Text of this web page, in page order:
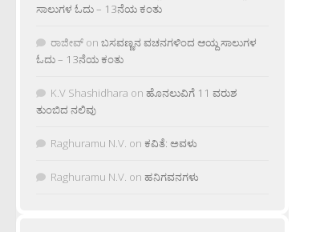
ಸಾಲುಗಳ ಓದು – 13ನೆಯ ಕಂತು
ರಾಜೀವ್ on ಬಸವಣ್ಣನ ವಚನಗಳಿಂದ ಆಯ್ದ ಸಾಲುಗಳ
ಓದು – 13ನೆಯ ಕಂತು
K.V Shashidhara on ಹೊನಲುವಿಗೆ 11 ವರುಶ
ತುಂಬಿದ ನಲಿವು
Raghuramu N.V. on ಕವಿತೆ: ಅವಳು
Raghuramu N.V. on ಹನಿಗವನಗಳು